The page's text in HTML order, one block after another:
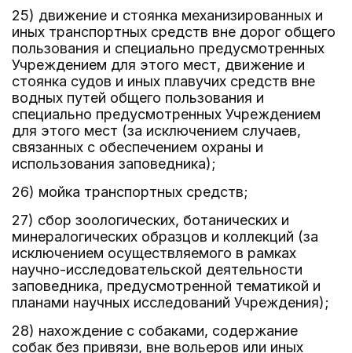
25) движение и стоянка механизированных и
иных транспортных средств вне дорог общего
пользования и специально предусмотренных
Учреждением для этого мест, движение и
стоянка судов и иных плавучих средств вне
водных путей общего пользования и
специально предусмотренных Учреждением
для этого мест (за исключением случаев,
связанных с обеспечением охраны и
использования заповедника);
26) мойка транспортных средств;
27) сбор зоологических, ботанических и
минералогических образцов и коллекций (за
исключением осуществляемого в рамках
научно-исследовательской деятельности
заповедника, предусмотренной тематикой и
планами научных исследований Учреждения);
28) нахождение с собаками, содержание
собак без привязи, вне вольеров или иных